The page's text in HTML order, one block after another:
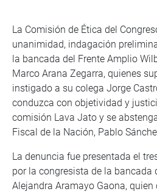
La Comisión de Ética del
unanimidad, indagación
la bancada del Frente Amplio
Marco Arana Zegarra, quienes
instigado a su colega Jorge
conduzca con objetividad y
comisión Lava Jato y se
Fiscal de la Nación, Pablo
La denuncia fue presentada el
por la congresista de la bancada
Alejandra Aramayo Gaona, quien